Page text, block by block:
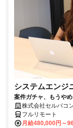
システムエンジ
案件ガチャ、もうや
株式会社セルバコ
フルリモート
月給480,000円～